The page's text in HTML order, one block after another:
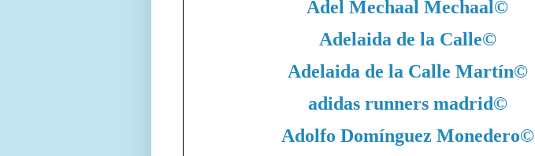
Adel Mechaal Mechaal©
Adelaida de la Calle©
Adelaida de la Calle Martín©
adidas runners madrid©
Adolfo Domínguez Monedero©